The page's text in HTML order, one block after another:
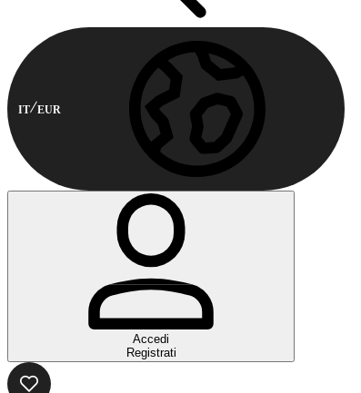
IT EUR
Accedi
Registrati